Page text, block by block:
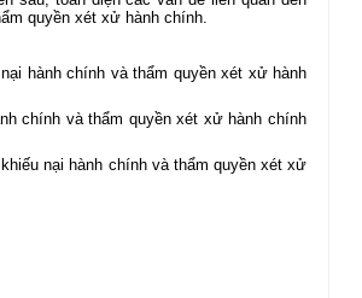
quyền xét xử hành chính.
hành chính và thẩm quyền xét xử hành
chính và thẩm quyền xét xử hành chính
nại hành chính và thẩm quyền xét xử